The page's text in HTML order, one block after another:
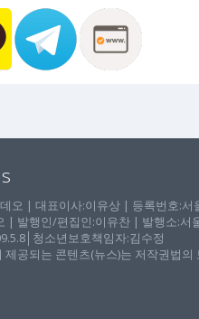
오 | 대표이사:이유상 | 등록번호:서
| 발행인/편집인:이유찬 | 발행소:서
청소년보호책임자:김수정
제공되는 콘텐츠(뉴스)는 저작권법